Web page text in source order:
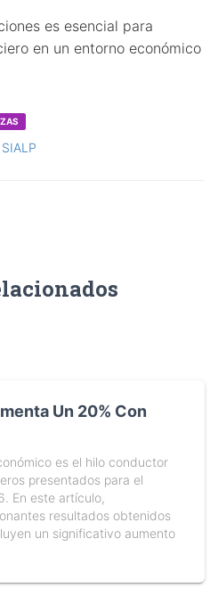
es esencial para
en un entorno económico
SIALP
Un 20% Con
es el hilo conductor
presentados para el
En este artículo,
resultados obtenidos
un significativo aumento